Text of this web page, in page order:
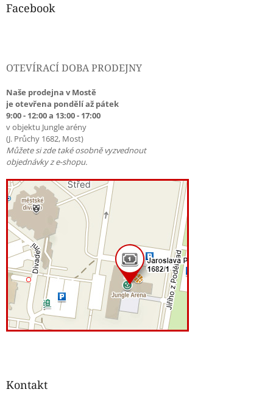
Facebook
OTEVÍRACÍ DOBA PRODEJNY
Naše prodejna v Mostě
je otevřena pondělí až pátek
9:00 - 12:00 a 13:00 - 17:00
v objektu Jungle arény
(J. Průchy 1682, Most)
Můžete si zde také osobně vyzvednout
objednávky z e-shopu.
Kontakt